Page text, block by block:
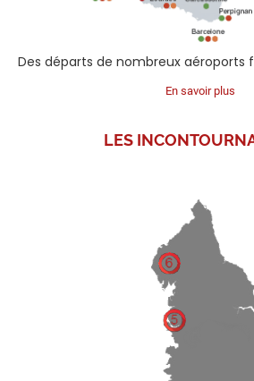
Des départs de nombreux aéroports
En savoir plus
LES